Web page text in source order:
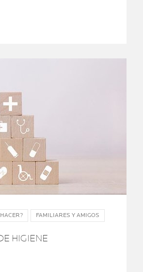
FAMILIARES Y AMIGOS
HIGIENE